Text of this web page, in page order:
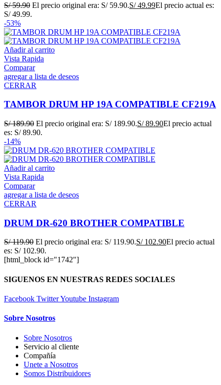
S/59.90 El precio original era: S/ 59.90.S/49.99El precio actual es:
S/ 49.99.
-53%
Añadir al carrito
Vista Rapida
Comparar
agregar a lista de deseos
CERRAR
TAMBOR DRUM HP 19A COMPATIBLE CF219A
S/189.90 El precio original era: S/ 189.90.S/89.90El precio actual
es: S/ 89.90.
-14%
Añadir al carrito
Vista Rapida
Comparar
agregar a lista de deseos
CERRAR
DRUM DR-620 BROTHER COMPATIBLE
S/119.90 El precio original era: S/ 119.90.S/102.90El precio actual
es: S/ 102.90.
[html_block id="1742"]
SIGUENOS EN NUESTRAS REDES SOCIALES
Facebook TwitterYoutube Instagram
Sobre Nosotros
Sobre Nosotros
Servicio al cliente
Compañía
Unete a Nosotros
Somos Distribuidores